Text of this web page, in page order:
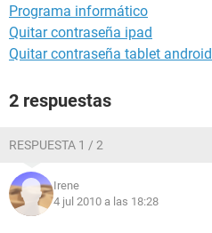
Programa informático
Quitar contraseña ipad
Quitar contraseña tablet android
2 respuestas
RESPUESTA 1 / 2
Irene
4 jul 2010 a las 18:28